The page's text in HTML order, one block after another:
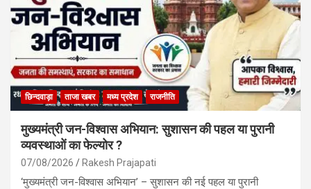
छिन्दवाड़ा ताजा खबर मध्य प्रदेश राजनीति
मुख्यमंत्री जन-विश्वास अभियान: सुशासन की पहल या पुरानी
व्यवस्थाओं का फेल्योर ?
07/08/2026 Rakesh Prajapati
‘मुख्यमंत्री जन-विश्वास अभियान’ – सुशासन की नई पहल या पुरानी